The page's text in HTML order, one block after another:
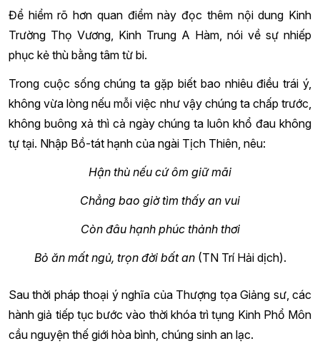
Để hiểm rõ hơn quan điểm này đọc thêm nội dung Kinh
Trường Thọ Vương, Kinh Trung A Hàm, nói về sự nhiếp
phục kẻ thù bằng tâm từ bi.
Trong cuộc sống chúng ta gặp biết bao nhiêu điều trái ý,
không vừa lòng nếu mỗi việc như vậy chúng ta chấp trước,
không buông xả thì cả ngày chúng ta luôn khổ đau không
tự tại. Nhập Bồ-tát hạnh của ngài Tịch Thiên, nêu:
Hận thù nếu cứ ôm giữ mãi
Chẳng bao giờ tìm thấy an vui
Còn đâu hạnh phúc thảnh thơi
Bỏ ăn mất ngủ, trọn đời bất an (TN Trí Hải dịch).
Sau thời pháp thoại ý nghĩa của Thượng tọa Giảng sư, các
hành giả tiếp tục bước vào thời khóa trì tụng Kinh Phổ Môn
cầu nguyện thế giới hòa bình, chúng sinh an lạc.